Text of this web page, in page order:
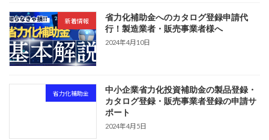
新着情報
省力化補助金へのカタログ登録申請代
行！製造業者・販売事業者様へ
2024年4月10日
省力化補助金
中小企業省力化投資補助金の製品登録・
カタログ登録・販売事業者登録の申請サ
ポート
2024年4月5日